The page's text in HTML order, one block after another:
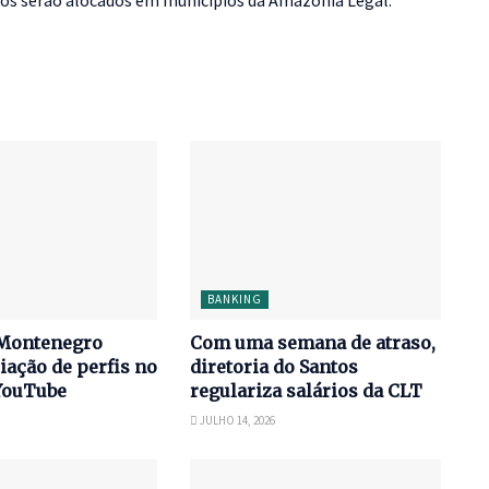
de perfis no
BANKING
Com uma semana de atraso,
diretoria do Santos
regulariza salários da CLT
JULHO 14, 2026